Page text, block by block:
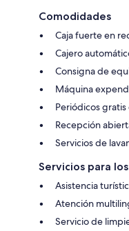
Comodidades
Caja fuerte en
Cajero
Consigna de
Máquina
Periódicos
Recepción
Servicios de
Servicios para
Asistencia
Atención
Servicio de